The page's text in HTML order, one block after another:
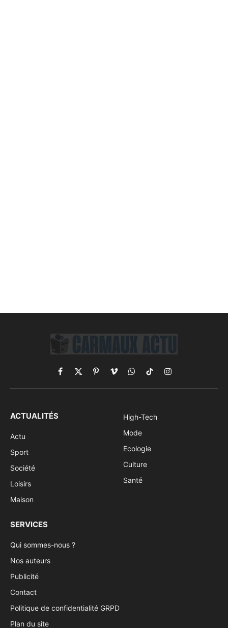
Facebook
X
(Twitter)
PinterestVimeoWhatsApp
TikTokInstagram
ACTUALITÉS
Actu
Sport
Société
Loisirs
Maison
High-Tech
Mode
Ecologie
Culture
Santé
SERVICES
Qui sommes-nous ?
Nos auteurs
Publicité
Contact
Politique de confidentialité GRPD
Plan du site